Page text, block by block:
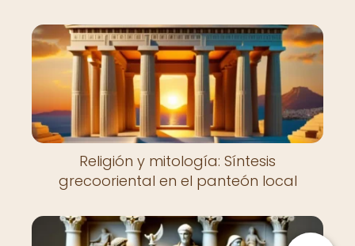
Religión y mitología: Síntesis
grecooriental en el panteón local